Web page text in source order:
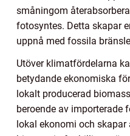
småningom
fotosyntes. Detta skapar
uppnå med fossila
Utöver klimatfördelarna
betydande ekonomiska
lokalt producerad
beroende av importerade
lokal ekonomi och